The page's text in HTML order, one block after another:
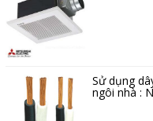
Sử dụng
ngôi nhà :